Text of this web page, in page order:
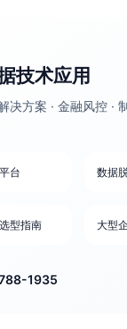
技术应用
决方案 · 金融风控 ·
台 数据
型指南 大型
1935